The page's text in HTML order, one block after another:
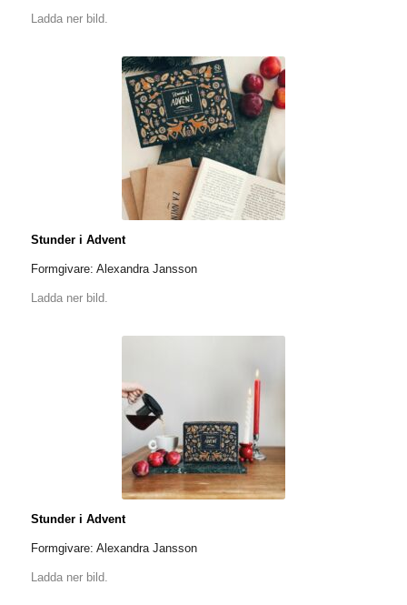
Ladda ner bild.
Stunder i Advent
Formgivare: Alexandra Jansson
Ladda ner bild.
Stunder i Advent
Formgivare: Alexandra Jansson
Ladda ner bild.